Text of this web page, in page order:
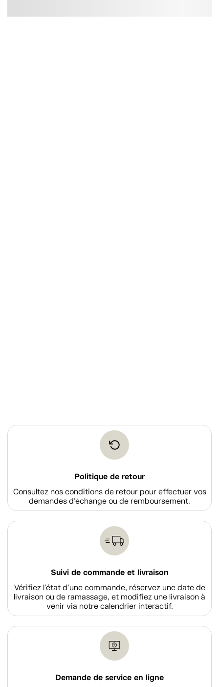
Politique de retour
Consultez nos conditions de retour pour effectuer vos
demandes d'échange ou de remboursement.
Suivi de commande et livraison
Vérifiez l'état d'une commande, réservez une date de
livraison ou de ramassage, et modifiez une livraison à
venir via notre calendrier interactif.
Demande de service en ligne